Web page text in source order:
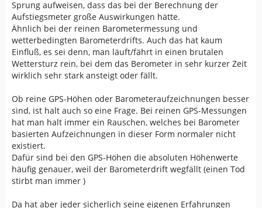
möglich am Anfang der Tour ein und mache deinen
Frieden mit dem was am Ende herauskommt.
Sprung aufweisen, dass das bei der Berechnung der
Aufstiegsmeter große Auswirkungen hätte.
Ähnlich bei der reinen Barometermessung und
wetterbedingten Barometerdrifts. Auch das hat kaum
Einfluß, es sei denn, man läuft/fährt in einen brutalen
Wettersturz rein, bei dem das Berometer in sehr kurzer Zeit
wirklich sehr stark ansteigt oder fällt.
Ob reine GPS-Höhen oder Barometeraufzeichnungen besser
sind, ist halt auch so eine Frage. Bei reinen GPS-Messungen
hat man halt immer ein Rauschen, welches bei Barometer
basierten Aufzeichnungen in dieser Form normaler nicht
existiert.
Dafür sind bei den GPS-Höhen die absoluten Höhenwerte
häufig genauer, weil der Barometerdrift wegfällt (einen Tod
stirbt man immer )
Da hat aber jeder sicherlich seine eigenen Erfahrungen